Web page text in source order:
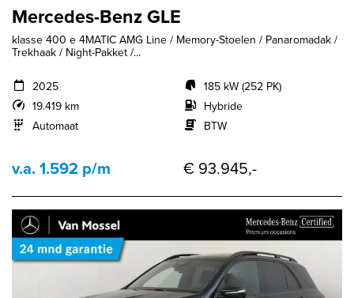
Mercedes-Benz GLE
klasse 400 e 4MATIC AMG Line / Memory-Stoelen / Panaromadak /
Trekhaak / Night-Pakket /...
2025
19.419 km
Automaat
185 kW (252 PK)
Hybride
BTW
v.a. 1.592 p/m € 93.945,-